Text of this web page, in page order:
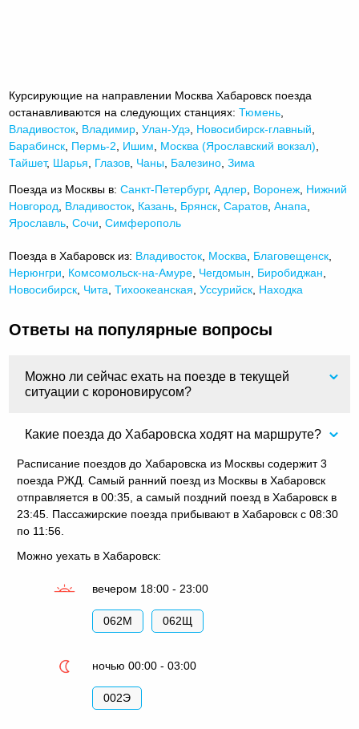
Курсирующие на направлении Москва Хабаровск поезда
останавливаются на следующих станциях:Тюмень
Владивосток Владимир ,Улан-Удэ Новосибирск-главный
Барабинск Пермь-2 Ишим Москва (Ярославский вокзал)
Тайшет, Шарья Глазов Чаны Балезино ,Зима
Поезда из Москвы в:Санкт-Петербург,Адлер Воронеж Нижний
Новгород
Владивосток Казань Брянск ,Саратов ,Анапа
Ярославль ,Сочи ,Симферополь
Поезда в Хабаровск из: Владивосток Москва Благовещенск
Нерюнгри
Комсомольск-на-Амуре Чегдомын Биробиджан
Новосибирск Чита ,Тихоокеанская ,Уссурийск Находка
Ответы на популярные вопросы
Можно ли сейчас ехать на поезде в текущей
ситуации с короновирусом?
Какие поезда до Хабаровска ходят на маршруте?
Расписание поездов до Хабаровска из Москвы содержит 3
поезда РЖД. Самый ранний поезд из Москвы в Хабаровск
отправляется в 00:35, а самый поздний поезд в Хабаровск в
23:45. Пассажирские поезда прибывают в Хабаровск с 08:30
по 11:56.
Можно уехать в Хабаровск:
вечером 18:00 - 23:00
062М 062Щ
ночью 00:00 - 03:00
002Э